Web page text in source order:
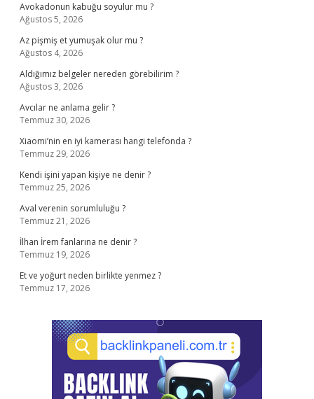
Avokadonun kabuğu soyulur mu ?
Ağustos 5, 2026
Az pişmiş et yumuşak olur mu ?
Ağustos 4, 2026
Aldığımız belgeler nereden görebilirim ?
Ağustos 3, 2026
Avcılar ne anlama gelir ?
Temmuz 30, 2026
Xiaomi’nin en iyi kamerası hangi telefonda ?
Temmuz 29, 2026
Kendi işini yapan kişiye ne denir ?
Temmuz 25, 2026
Aval verenin sorumluluğu ?
Temmuz 21, 2026
İlhan İrem fanlarına ne denir ?
Temmuz 19, 2026
Et ve yoğurt neden birlikte yenmez ?
Temmuz 17, 2026